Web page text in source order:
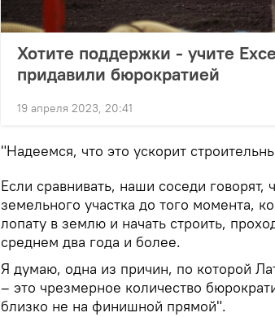
Хотите поддержки - учите
придавили бюрократией
19 апреля 2023, 20:41
"Надеемся, что это ускорит
Если сравнивать, наши соседи говорят,
земельного участка до того момента,
лопату в землю и начать строить,
среднем два года и более.
Я думаю, одна из причин, по которой
– это чрезмерное количество
близко не на финишной прямой".